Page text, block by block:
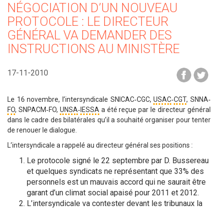
NÉGOCIATION D’UN NOUVEAU
PROTOCOLE : LE DIRECTEUR
GÉNÉRAL VA DEMANDER DES
INSTRUCTIONS AU MINISTÈRE
17-11-2010
Le 16 novembre, l’intersyndicale SNICAC‐CGC,USAC‐CGT, SNNA‐
FO, SNPACM‐FO, UNSA‐ IESSA a été reçue par le directeur général
dans le cadre des bilatérales qu’il a souhaité organiser pour tenter
de renouer le dialogue.
L’intersyndicale a rappelé au directeur général ses positions :
Le protocole signé le 22 septembre par D. Bussereau
et quelques syndicats ne représentant que 33% des
personnels est un mauvais accord qui ne saurait être
garant d’un climat social apaisé pour 2011 et 2012.
L’intersyndicale va contester devant les tribunaux la